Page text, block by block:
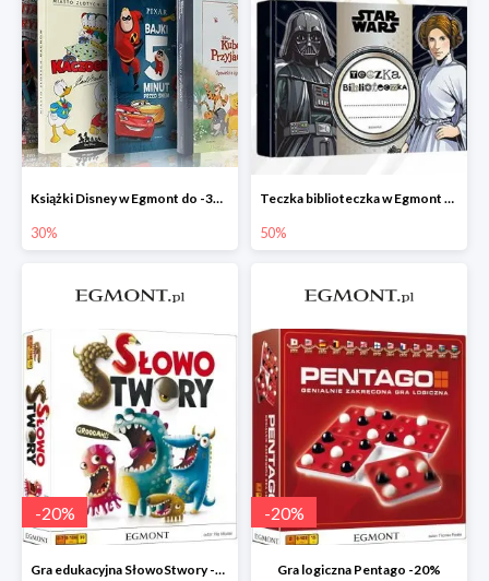
Książki Disney w Egmont do -30%
30%
Teczka biblioteczka w Egmont -50%
50%
-20%
Gra edukacyjna SłowoStwory -20%
-20%
Gra logiczna Pentago -20%